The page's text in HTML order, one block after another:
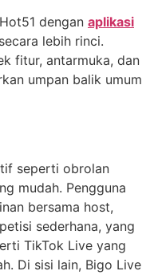
dengan aplikasi
lebih rinci.
fitur, antarmuka, dan
umpan balik umum
seperti obrolan
mudah. Pengguna
bersama host,
sederhana, yang
TikTok Live yang
Di sisi lain, Bigo Live